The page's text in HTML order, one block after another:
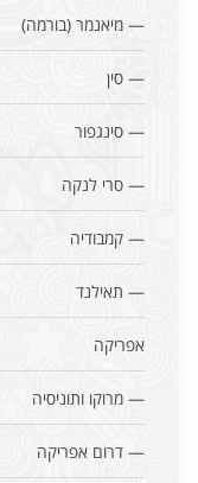
— מיאנמר (בורמה)
— סין
— סינגפור
— סרי לנקה
— קמבודיה
— תאילנד
אפריקה
— מרוקו ותוניסיה
— דרום אפריקה